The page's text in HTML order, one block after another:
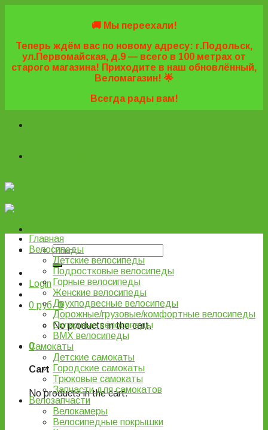
🚚 Мы переехали!
Теперь ждём вас по новому адресу: г.Подольск,
ул.Первомайская, д.9 — всего в 100 метрах от
старого магазина! Приходите в наш обновлённый,
Веломагазин! 🌟
Всегда рады вам!
Login
0 руб. 0
No products in the cart.
0
Cart
No products in the cart.
Главная
Велосипеды
Детские велосипеды
Подростковые велосипеды
Горные велосипеды
Женские велосипеды
Двухподвесные велосипеды
Дорожные/грузовые/комфортные велосипеды
Складные велосипеды
BMX велосипеды
Самокаты
Детские самокаты
Городские самокаты
Трюковые самокаты
Запчасти для самокатов
Велозапчасти
Велокамеры
Велосипедные покрышки